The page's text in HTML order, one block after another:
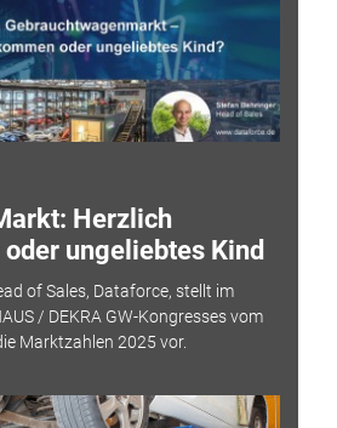
Herzlich
ungeliebtes Kind
of Sales, Dataforce, stellt im
/ DEKRA GW-Kongresses vom
Marktzahlen 2025 vor.